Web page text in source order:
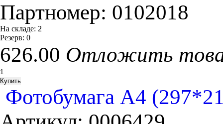
Партномер: 0102018
На складе: 2
Резерв: 0
626.00 Отложить
Фотобумага A4